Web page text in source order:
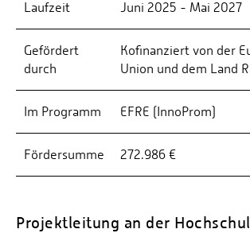
Laufzeit Juni 2025 - Mai 2027
Gefördert
durch
Kofinanziert von der
Union und dem Land
Im Programm EFRE (InnoProm)
Fördersumme 272.986 €
Projektleitung an der